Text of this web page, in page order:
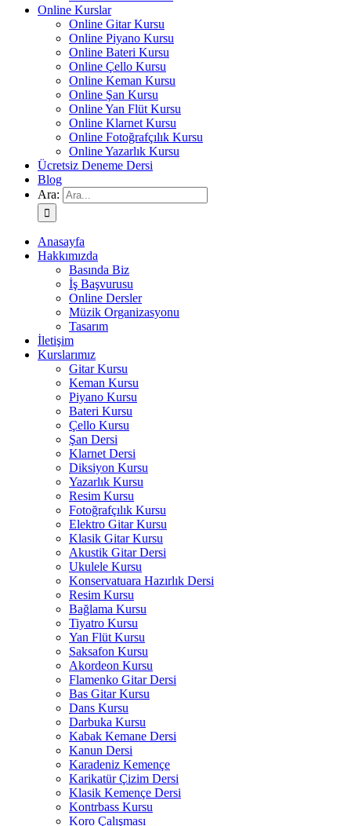
Online Kurslar
Online Gitar Kursu
Online Piyano Kursu
Online Bateri Kursu
Online Çello Kursu
Online Keman Kursu
Online Şan Kursu
Online Yan Flüt Kursu
Online Klarnet Kursu
Online Fotoğrafçılık Kursu
Online Yazarlık Kursu
Ücretsiz Deneme Dersi
Blog
Ara:
Anasayfa
Hakkımızda
Basında Biz
İş Başvurusu
Online Dersler
Müzik Organizasyonu
Tasarım
İletişim
Kurslarımız
Gitar Kursu
Keman Kursu
Piyano Kursu
Bateri Kursu
Çello Kursu
Şan Dersi
Klarnet Dersi
Diksiyon Kursu
Yazarlık Kursu
Resim Kursu
Fotoğrafçılık Kursu
Elektro Gitar Kursu
Klasik Gitar Kursu
Akustik Gitar Dersi
Ukulele Kursu
Konservatuara Hazırlık Dersi
Resim Kursu
Bağlama Kursu
Tiyatro Kursu
Yan Flüt Kursu
Saksafon Kursu
Akordeon Kursu
Flamenko Gitar Dersi
Bas Gitar Kursu
Dans Kursu
Darbuka Kursu
Kabak Kemane Dersi
Kanun Dersi
Karadeniz Kemençe
Karikatür Çizim Dersi
Klasik Kemençe Dersi
Kontrbass Kursu
Koro Çalışması